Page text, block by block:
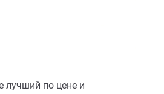
лучший по цене и